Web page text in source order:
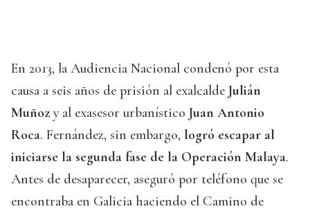
En 2013, la Audiencia Nacional condenó por esta
causa a seis años de prisión al exalcalde Julián
Muñoz y al exasesor urbanístico Juan Antonio
Roca. Fernández, sin embargo, logró escapar al
iniciarse la segunda fase de la Operación Malaya.
Antes de desaparecer, aseguró por teléfono que se
encontraba en Galicia haciendo el Camino de